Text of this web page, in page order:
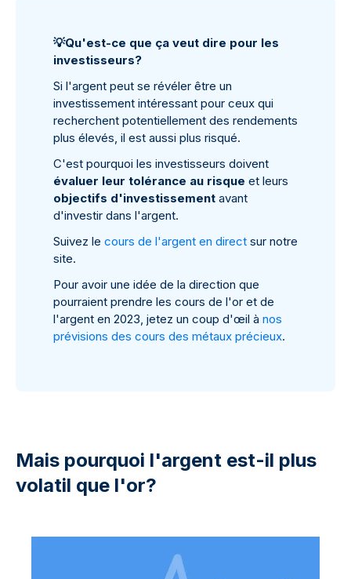
💡Qu'est-ce que ça veut dire pour les
investisseurs?
Si l'argent peut se révéler être un
investissement intéressant pour ceux qui
recherchent potentiellement des rendements
plus élevés, il est aussi plus risqué.
C'est pourquoi les investisseurs doivent
évaluer leur tolérance au risque et leurs
objectifs d'investissement avant
d'investir dans l'argent.
Suivez le cours de l'argent en direct sur notre
site.
Pour avoir une idée de la direction que
pourraient prendre les cours de l'or et de
l'argent en 2023, jetez un coup d'œil à nos
prévisions des cours des métaux précieux.
Mais pourquoi l'argent est-il plus
volatil que l'or?